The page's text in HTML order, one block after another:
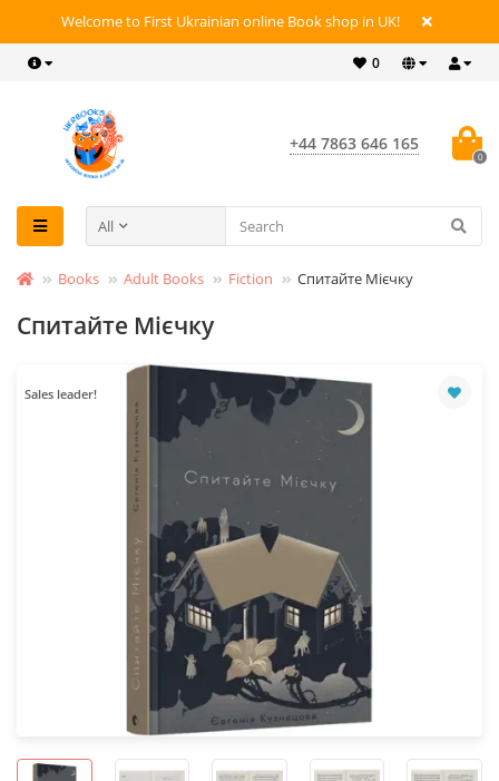
Welcome to First Ukrainian online Book shop in UK!
0
+44 7863 646 165
0
All
Books Adult Books Fiction Спитайте Мієчку
Спитайте Мієчку
Sales leader!